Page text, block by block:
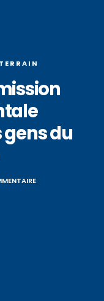
du